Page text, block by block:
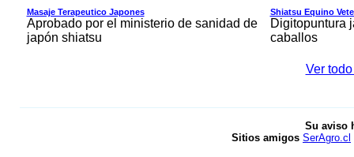
Masaje Terapeutico Japones
Aprobado por el ministerio de sanidad de
japón shiatsu
Shiatsu Equino
Digitopuntura
caballos
Ver
Su aviso
Sitios amigos SerAgro.cl